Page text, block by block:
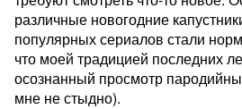
различные новогодние
популярных сериалов стали
что моей традицией последних
осознанный просмотр
мне не стыдно).